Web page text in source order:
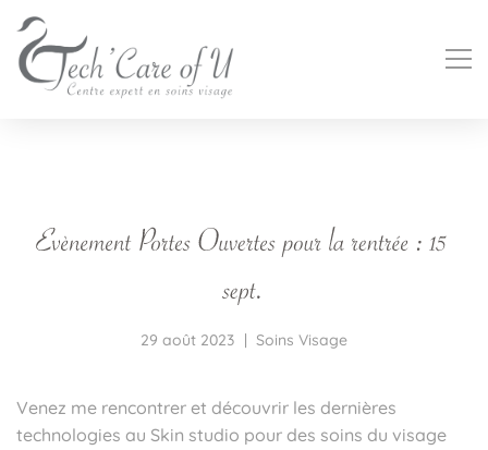
29 août 2023 Soins Visage
Venez me rencontrer et découvrir les dernières
technologies au Skin studio pour des soins du visage